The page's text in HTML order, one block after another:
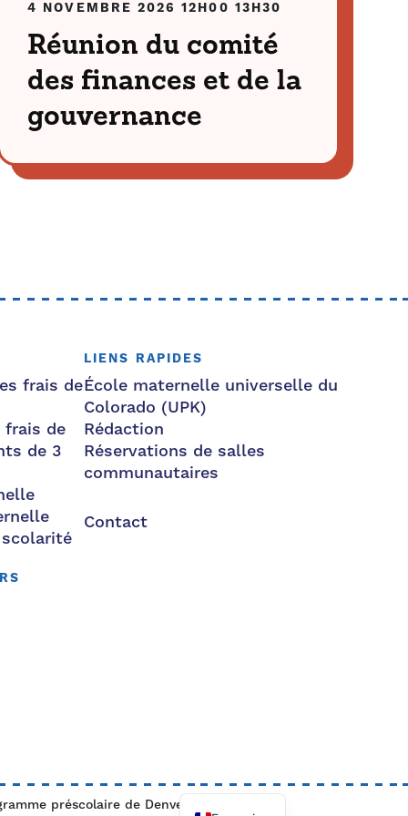
4 NOVEMBRE 2026 12H00 13H30
Réunion du comité
des finances et de la
gouvernance
frais de
frais de
de 3
LIENS RAPIDES
École maternelle universelle du
Colorado (UPK)
Rédaction
Réservations de salles
communautaires
Contact
préscolaire de Denver